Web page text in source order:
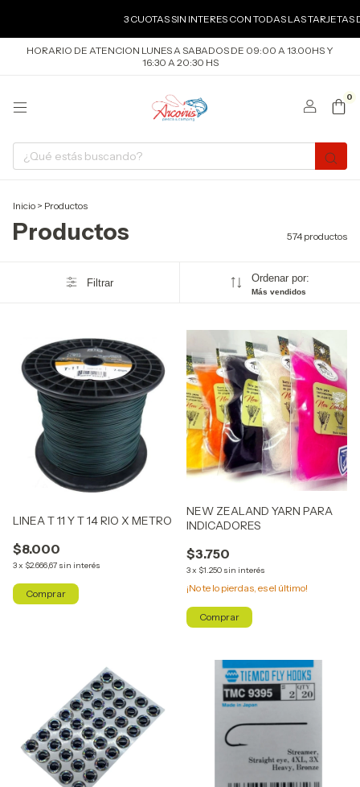
3 CUOTAS SIN INTERES CON TODAS LAS TARJETAS DE CREDITO
HORARIO DE ATENCION LUNES A SABADOS DE 09:00 A 13.00HS Y
16:30 A 20:30 HS
0
Inicio > Productos
Productos 574 productos
Filtrar Ordenar por:
Más vendidos
LINEA T 11 Y T 14 RIO X METRO
$8.000
3x $2.666,67 sin interés
Comprar
NEW ZEALAND YARN PARA
INDICADORES
$3.750
3x $1.250 sin interés
¡No te lo pierdas, es el último!
Comprar